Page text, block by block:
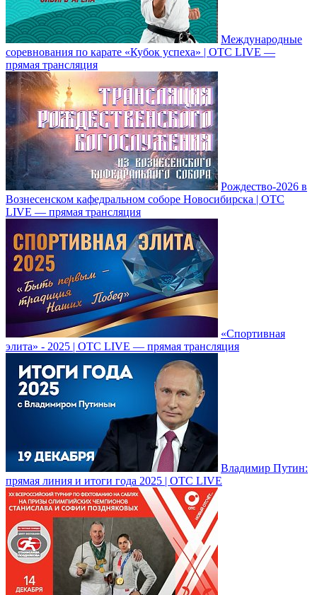
Международные
соревнования по карате «Кубок успеха» | ОТС LIVE —
прямая трансляция
Рождество-2026 в
Вознесенском кафедральном соборе Новосибирска | ОТС
LIVE — прямая трансляция
«Спортивная
элита» - 2025 | ОТС LIVE — прямая трансляция
Владимир Путин:
прямая линия и итоги года 2025 | ОТС LIVE